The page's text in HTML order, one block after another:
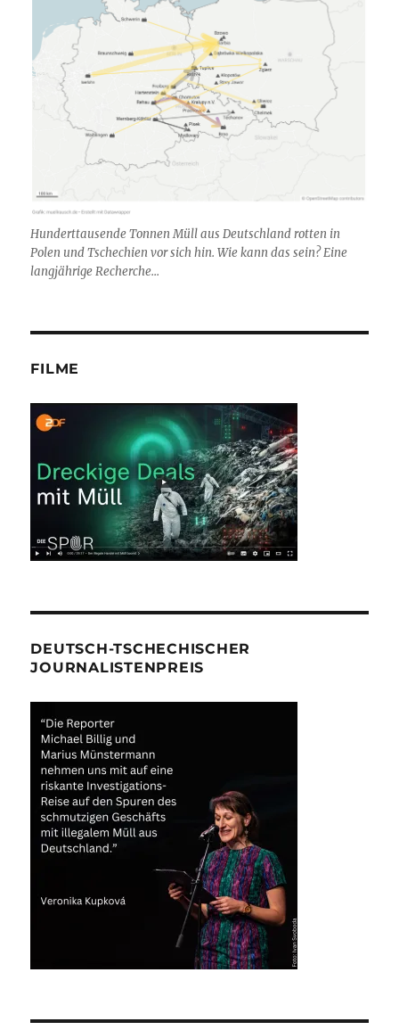
Hunderttausende Tonnen Müll aus Deutschland rotten in
Polen und Tschechien vor sich hin. Wie kann das sein? Eine
langjährige Recherche...
FILME
DEUTSCH-TSCHECHISCHER
JOURNALISTENPREIS